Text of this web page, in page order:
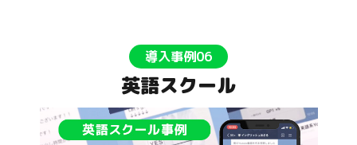
導入事例06
英語スクール